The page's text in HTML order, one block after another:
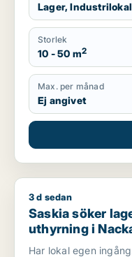
Lager, Industrilokal
Storlek
10 - 50 m2
Max. per månad
Ej angivet
Saskia söker lager
3 d sedan
Saskia söker
uthyrning i
eller Södermalm
Har lokal egen